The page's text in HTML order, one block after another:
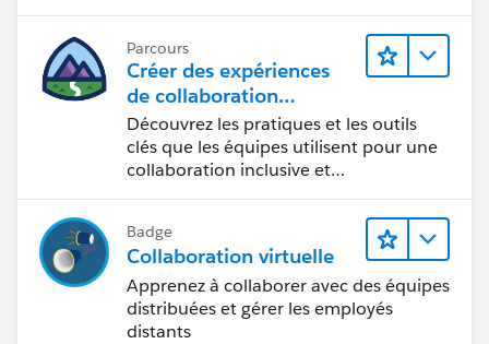
Parcours
Créer des expériences
de collaboration
inclusives lors du
processus de conception
Découvrez les pratiques et les outils
clés que les équipes utilisent pour une
collaboration inclusive et
interdisciplinaire.
Badge
Collaboration virtuelle
Apprenez à collaborer avec des équipes
distribuées et gérer les employés
distants